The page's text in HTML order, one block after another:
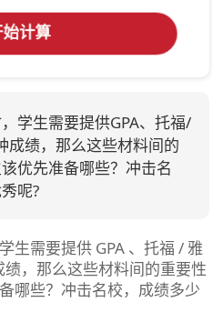
始计算
学生需要提供GPA、托福/
成绩，那么这些材料间的
优先准备哪些？冲击名
呢?
生需要提供 GPA 、托福 / 雅
绩，那么这些材料间的重要性
哪些？冲击名校，成绩多少